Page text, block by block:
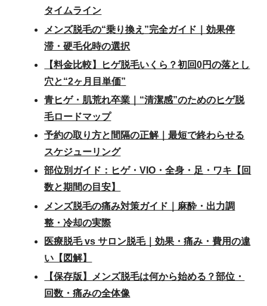
タイムライン
メンズ脱毛の“乗り換え”完全ガイド｜効果停
滞・硬毛化時の選択
【料金比較】ヒゲ脱毛いくら？初回0円の落とし
穴と“2ヶ月目単価”
青ヒゲ・肌荒れ卒業｜“清潔感”のためのヒゲ脱
毛ロードマップ
予約の取り方と間隔の正解｜最短で終わらせる
スケジューリング
部位別ガイド：ヒゲ・VIO・全身・足・ワキ【回
数と期間の目安】
メンズ脱毛の痛み対策ガイド｜麻酔・出力調
整・冷却の実際
医療脱毛 vs サロン脱毛｜効果・痛み・費用の違
い【図解】
【保存版】メンズ脱毛は何から始める？部位・
回数・痛みの全体像